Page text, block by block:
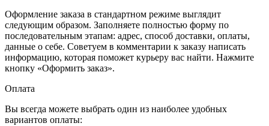
Оформление заказа в стандартном режиме выглядит
следующим образом. Заполняете полностью форму по
последовательным этапам: адрес, способ доставки, оплаты,
данные о себе. Советуем в комментарии к заказу написать
информацию, которая поможет курьеру вас найти. Нажмите
кнопку «Оформить заказ».
Оплата
Вы всегда можете выбрать один из наиболее удобных
вариантов оплаты: